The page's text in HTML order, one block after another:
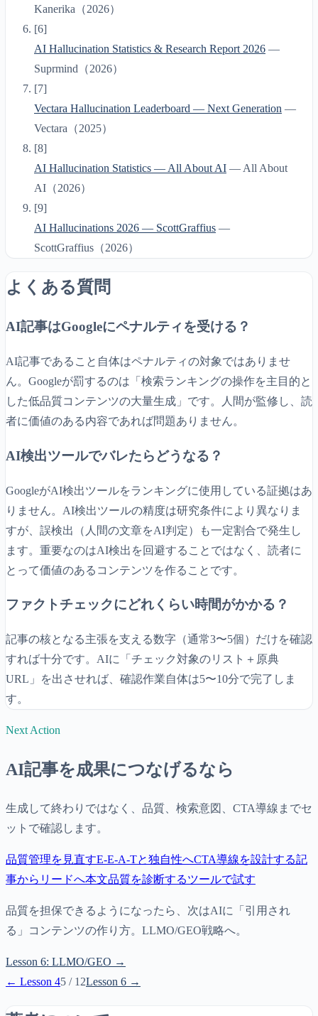
Kanerika （2026）
[6]
AI Hallucination Statistics & Research Report 2026 —
Suprmind （2026）
[7]
Vectara Hallucination Leaderboard — Next Generation —
Vectara （2025）
[8]
AI Hallucination Statistics — All About AI — All About
AI （2026）
[9]
AI Hallucinations 2026 — ScottGraffius —
ScottGraffius （2026）
よくある質問
AI記事はGoogleにペナルティを受ける？
AI記事であること自体はペナルティの対象ではありませ
ん。Googleが罰するのは「検索ランキングの操作を主目的と
した低品質コンテンツの大量生成」です。人間が監修し、読
者に価値のある内容であれば問題ありません。
AI検出ツールでバレたらどうなる？
GoogleがAI検出ツールをランキングに使用している証拠はあ
りません。AI検出ツールの精度は研究条件により異なりま
すが、誤検出（人間の文章をAI判定）も一定割合で発生し
ます。重要なのはAI検出を回避することではなく、読者に
とって価値のあるコンテンツを作ることです。
ファクトチェックにどれくらい時間がかかる？
記事の核となる主張を支える数字（通常3〜5個）だけを確認
すれば十分です。AIに「チェック対象のリスト＋原典
URL」を出させれば、確認作業自体は5〜10分で完了しま
す。
Next Action
AI記事を成果につなげるなら
生成して終わりではなく、品質、検索意図、CTA導線までセ
ットで確認します。
品質管理を見直すE-E-A-Tと独自性へCTA導線を設計する記
事からリードへ本文品質を診断するツールで試す
品質を担保できるようになったら、次はAIに「引用され
る」コンテンツの作り方。LLMO/GEO戦略へ。
Lesson 6: LLMO/GEO →
← Lesson 45 / 12Lesson 6 →